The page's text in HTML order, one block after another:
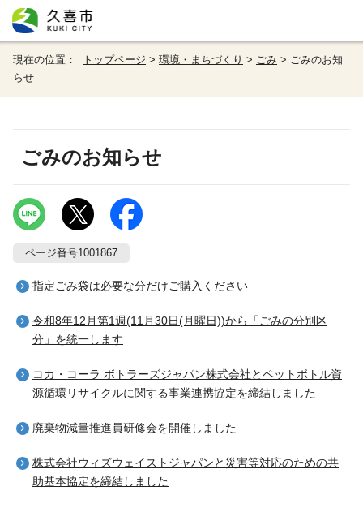
現在の位置： トップページ > 環境・まちづくり > ごみ > ごみのお知
らせ
ごみのお知らせ
ページ番号1001867
指定ごみ袋は必要な分だけご購入ください
令和8年12月第1週(11月30日(月曜日))から「ごみの分別区
分」を統一します
コカ・コーラ ボトラーズジャパン株式会社とペットボトル資
源循環リサイクルに関する事業連携協定を締結しました
廃棄物減量推進員研修会を開催しました
株式会社ウィズウェイストジャパンと災害等対応のための共
助基本協定を締結しました